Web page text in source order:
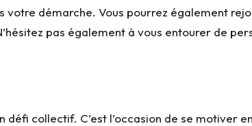
démarche. Vous pourrez également
pas également à vous entourer de
collectif. C’est l’occasion de se motiver